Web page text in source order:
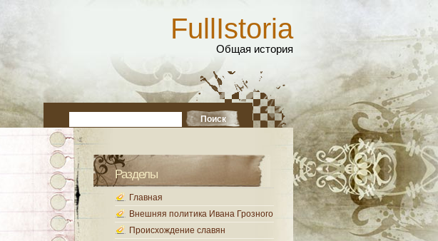
FullIstoria
Общая история
Разделы
Главная
Внешняя политика Ивана Грозного
Происхождение славян